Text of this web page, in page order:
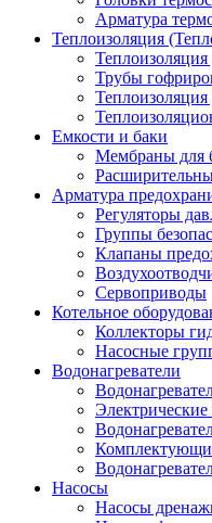
Арматура
Теплоизоляция
Теплоизоляция
Трубы
Теплоизоляция
Емкости и баки
Мембраны для
Арматура
Регуляторы
Группы
Клапаны
Сервоприводы
Котельное
Коллекторы
Насосные
Водонагреватели
Электрические
Насосы
Насосы